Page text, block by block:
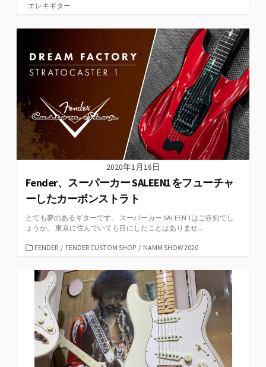
テ
リ
エレキギター
2020年1月16日
Fender、スーパーカー SALEEN1をフューチャ
ーしたカーボンストラト
とても夢のあるギターです。 スーパーカー SALEEN 1はご存知でし
ょうか。 東京に住んでいても目にしたことはありませ...
カ
ゴ
リ
FENDER / FENDER CUSTOM SHOP / NAMM SHOW 2020